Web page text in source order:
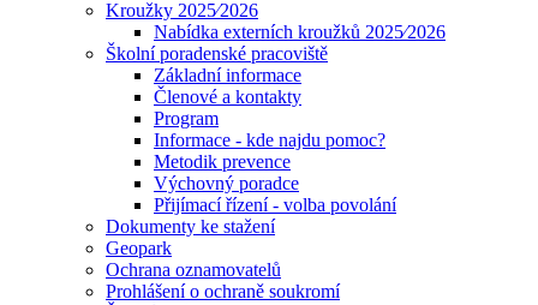
Kroužky 2025⁄2026
Nabídka externích kroužků 2025⁄2026
Školní poradenské pracoviště
Základní informace
Členové a kontakty
Program
Informace - kde najdu pomoc?
Metodik prevence
Výchovný poradce
Přijímací řízení - volba povolání
Dokumenty ke stažení
Geopark
Ochrana oznamovatelů
Prohlášení o ochraně soukromí